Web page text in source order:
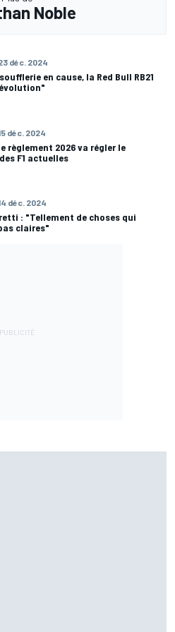
Noble
déc. 2024
en cause, la Red Bull RB21
déc. 2024
règlement 2026 va régler le
F1 actuelles
déc. 2024
: "Tellement de choses qui
claires"